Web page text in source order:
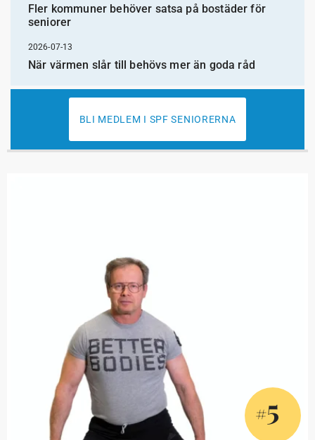
Fler kommuner behöver satsa på bostäder för
seniorer
2026-07-13
När värmen slår till behövs mer än goda råd
BLI MEDLEM I SPF SENIORERNA
#5